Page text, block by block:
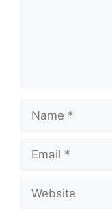
Name
Email
Website